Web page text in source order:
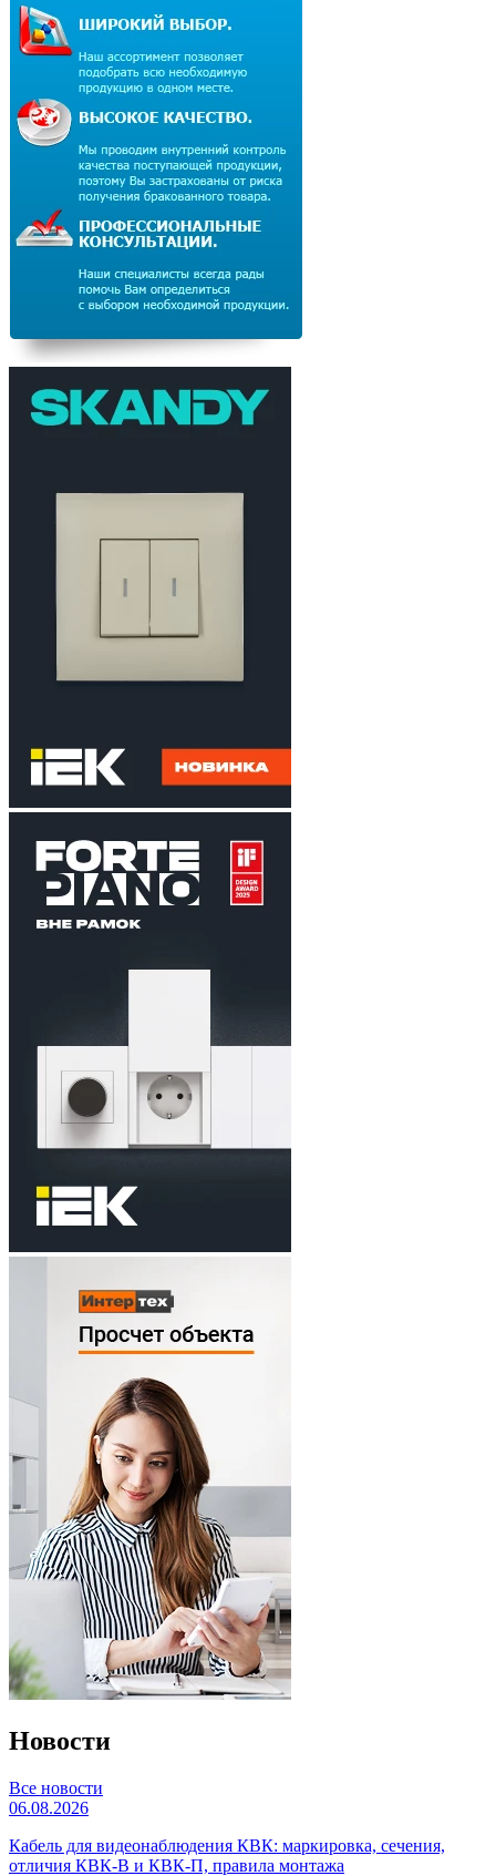
Новости
Все новости
06.08.2026
Кабель для видеонаблюдения КВК: маркировка, сечения,
отличия КВК-В и КВК-П, правила монтажа